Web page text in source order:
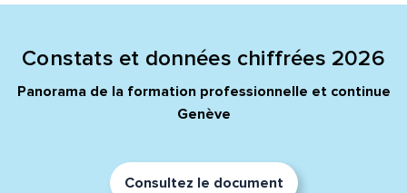
Constats et données chiffrées 2026
Panorama de la formation professionnelle et continue
Genève
Consultez le document